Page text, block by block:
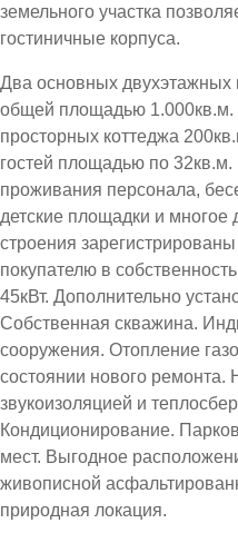
земельного участка
гостиничные корпуса.
Два основных двухэтажных
общей площадью 1.000кв.м.
просторных коттеджа
гостей площадью по
проживания персонала,
детские площадки и многое
строения
покупателю в
45кВт. Дополнительно
Собственная скважина.
сооружения. Отопление
состоянии нового
звукоизоляцией и
Кондиционирование.
мест. Выгодное
живописной
природная локация.